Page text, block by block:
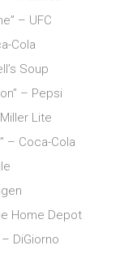
– UFC
Cola
Soup
– Pepsi
Lite
– Coca-Cola
Home Depot
– DiGiorno